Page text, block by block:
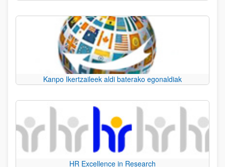
Kanpo Ikertzaileek aldi baterako egonaldiak
HR Excellence in Research